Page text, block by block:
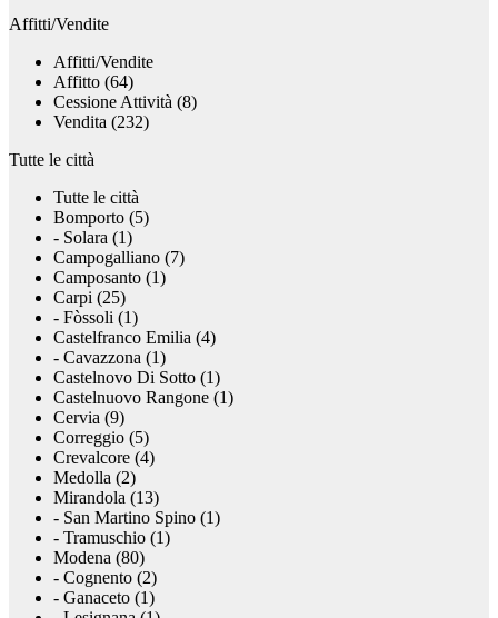
Affitti/Vendite
Affitti/Vendite
Affitto (64)
Cessione Attività (8)
Vendita (232)
Tutte le città
Tutte le città
Bomporto (5)
- Solara (1)
Campogalliano (7)
Camposanto (1)
Carpi (25)
- Fòssoli (1)
Castelfranco Emilia (4)
- Cavazzona (1)
Castelnovo Di Sotto (1)
Castelnuovo Rangone (1)
Cervia (9)
Correggio (5)
Crevalcore (4)
Medolla (2)
Mirandola (13)
- San Martino Spino (1)
- Tramuschio (1)
Modena (80)
- Cognento (2)
- Ganaceto (1)